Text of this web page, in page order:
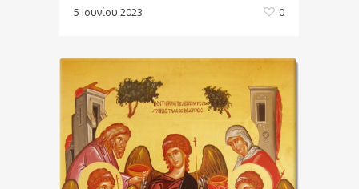
5 Ιουνίου 2023 0